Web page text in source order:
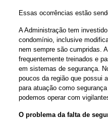
Essas ocorrências estão
A Administração tem
condomínio, inclusive
nem sempre são cumpridas.
frequentemente treinados e
em sistemas de segurança.
poucos da região que possui
para atuação como
podemos operar com
O problema da falta de